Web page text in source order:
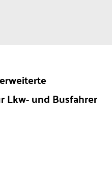
Lkw- und Busfahrer